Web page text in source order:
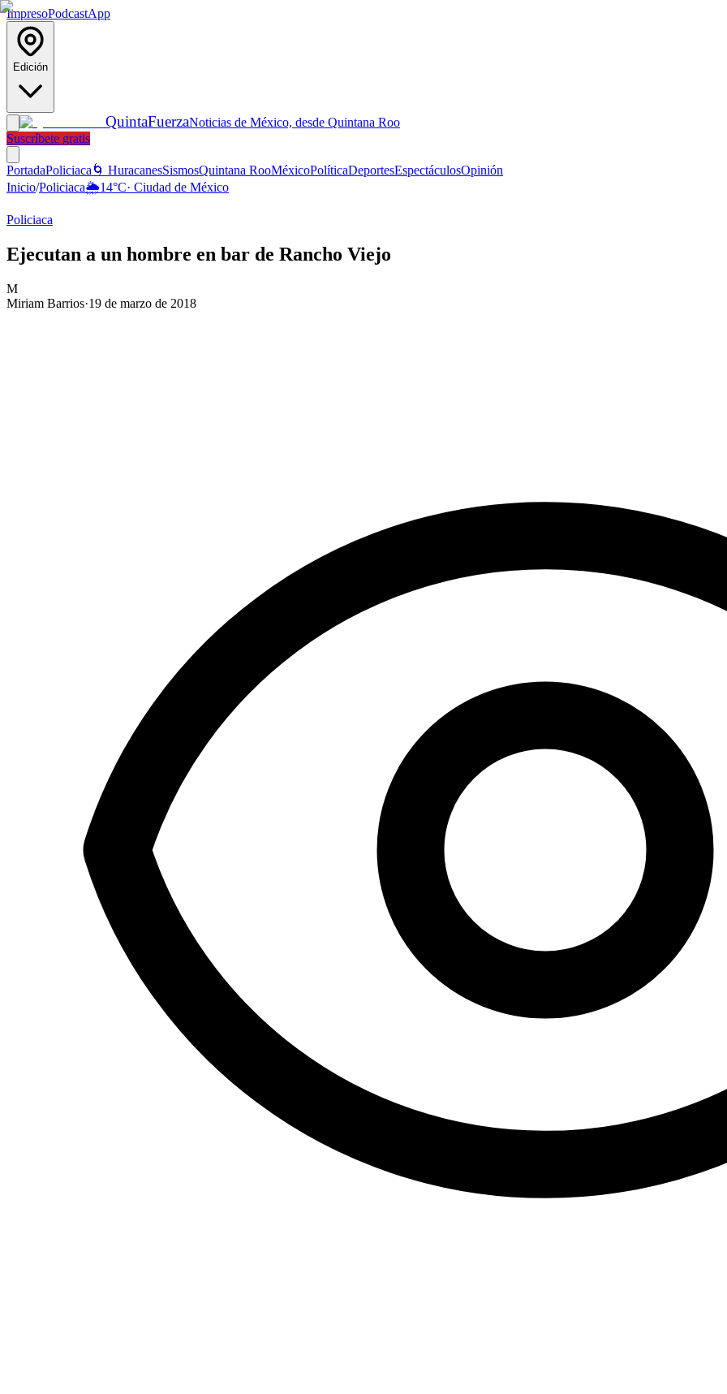
ImpresoPodcastApp
Edición
QuintaFuerzaNoticias de México, desde Quintana Roo
Suscríbete gratis
PortadaPoliciaca 🌀 HuracanesSismosQuintana RooMéxicoPolíticaDeportesEspectáculosOpinión
Inicio/Policiaca🌦️14°C· Ciudad de México
Policiaca
Ejecutan a un hombre en bar de Rancho Viejo
M
Miriam Barrios·19 de marzo de 2018